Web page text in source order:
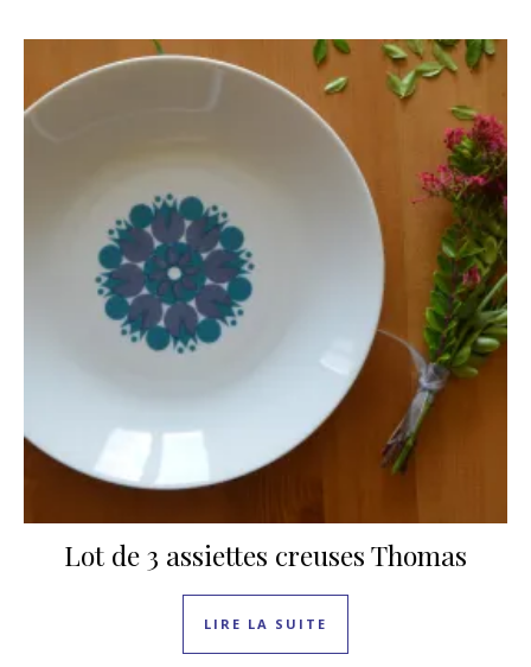
Lot de 3 assiettes creuses Thomas
LIRE LA SUITE